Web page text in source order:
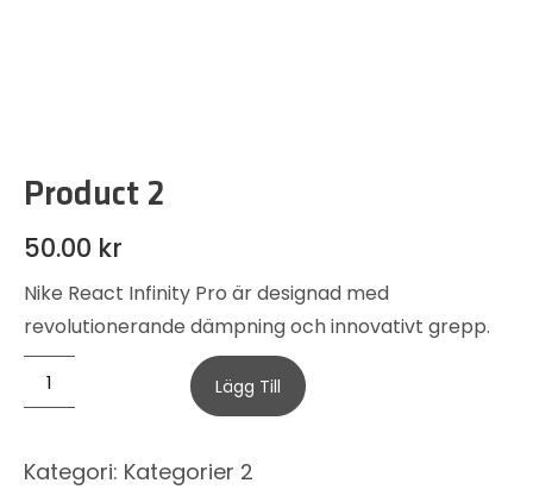
Product 2
50.00 kr
Nike React Infinity Pro är designad med
revolutionerande dämpning och innovativt grepp.
Lägg Till
Kategori: Kategorier 2